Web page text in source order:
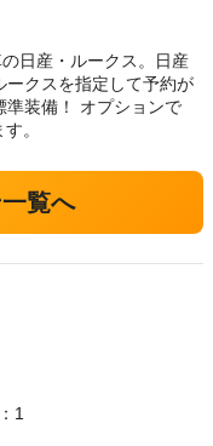
日産・ルークス。日産
ークスを指定して予約が
準装備！ オプションで
。
覧へ
：1